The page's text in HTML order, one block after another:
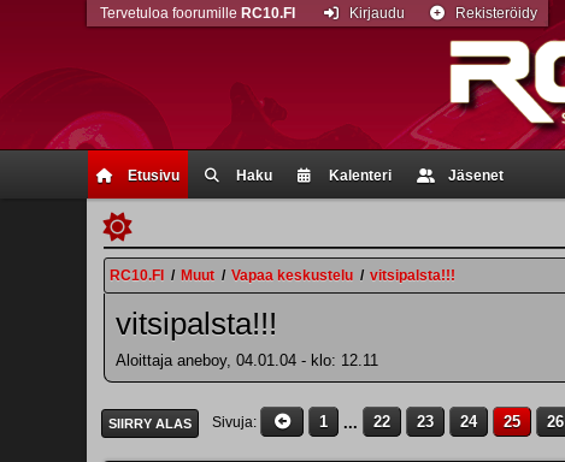
Etusivu Haku Kalenteri Jäsenet
Tervetuloa foorumille RC10.FI Kirjaudu Rekisteröidy
RC10.FI / Muut / Vapaa keskustelu / vitsipalsta!!!
vitsipalsta!!!
Aloittaja aneboy, 04.01.04 - klo: 12.11
SIIRRY ALAS Sivuja 1 ... 22 23 24 25 26